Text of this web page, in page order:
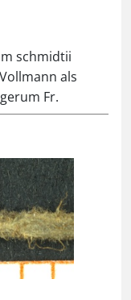
schmidtii
als
Fr.